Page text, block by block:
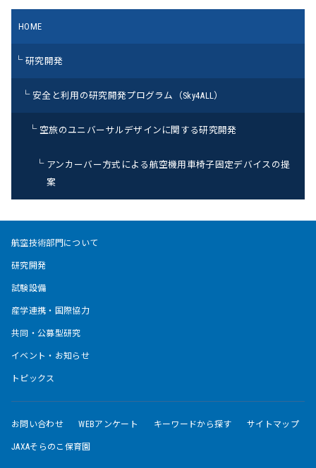
HOME
研究開発
安全と利用の研究開発プログラム（Sky4ALL）
空旅のユニバーサルデザインに関する研究開発
アンカーバー方式による航空機用車椅子固定デバイスの提
案
航空技術部門について
研究開発
試験設備
産学連携・国際協力
共同・公募型研究
イベント・お知らせ
トピックス
お問い合わせ WEBアンケート キーワードから探す サイトマップ
JAXAそらのこ保育園